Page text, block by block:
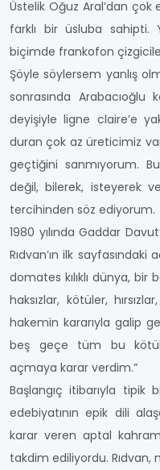
Üstelik Oğuz Aral’dan çok
farklı bir üsluba sahipti.
biçimde frankofon
Şöyle söylersem yanlış
sonrasında Arabacıoğlu
deyişiyle ligne claire’e
duran çok az üreticimiz
geçtiğini sanmıyorum.
değil, bilerek, isteyerek
tercihinden söz ediyorum.
1980 yılında Gaddar
Rıdvan’ın ilk sayfasındaki
domates kılıklı dünya,
haksızlar, kötüler,
hakemin kararıyla galip
beş geçe tüm bu
açmaya karar verdim.”
Başlangıç itibarıyla tipik
edebiyatının epik dili
karar veren aptal
takdim ediliyordu.